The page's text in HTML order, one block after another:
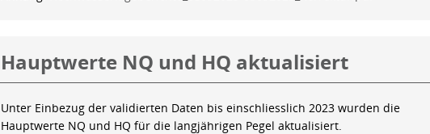
Hauptwerte NQ und HQ aktualisiert
Unter Einbezug der validierten Daten bis einschliesslich 2023 wurden die
Hauptwerte NQ und HQ für die langjährigen Pegel aktualisiert.